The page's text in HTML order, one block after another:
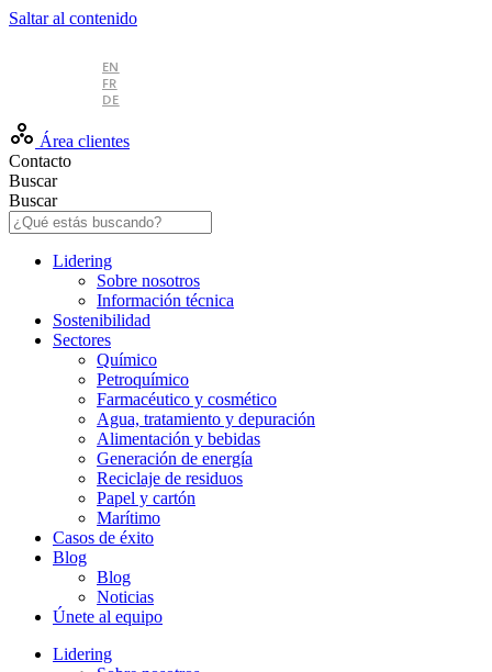
Saltar al contenido
EN
FR
DE
Área clientes
Contacto
Buscar
Buscar
Lidering
Sobre nosotros
Información técnica
Sostenibilidad
Sectores
Químico
Petroquímico
Farmacéutico y cosmético
Agua, tratamiento y depuración
Alimentación y bebidas
Generación de energía
Reciclaje de residuos
Papel y cartón
Marítimo
Casos de éxito
Blog
Blog
Noticias
Únete al equipo
Lidering